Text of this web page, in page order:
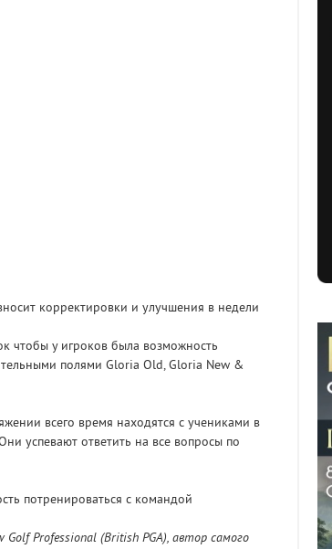
корректировки и улучшения в недели
чтобы у игроков была возможность
полями Gloria Old, Gloria New &
всего время находятся с учениками в
успевают ответить на все вопросы по
потренироваться с командой
Golf Professional (British PGA), автор самого